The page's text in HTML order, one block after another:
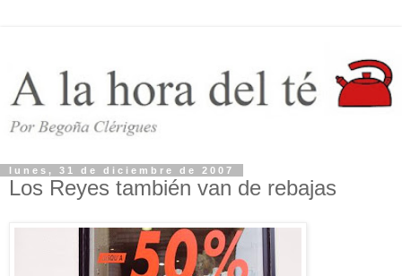
lunes, 31 de diciembre de 2007
Los Reyes también van de rebajas